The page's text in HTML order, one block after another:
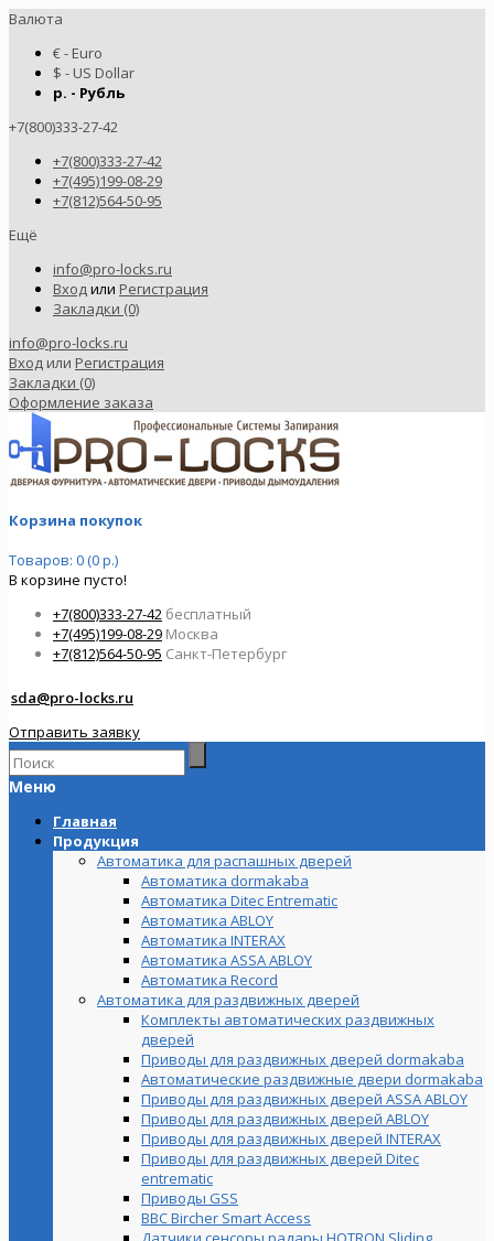
Валюта
€ - Euro
$ - US Dollar
р. - Рубль
+7(800)333-27-42
+7(800)333-27-42
+7(495)199-08-29
+7(812)564-50-95
Ещё
info@pro-locks.ru
Входили Регистрация
Закладки (0)
info@pro-locks.ru
Вход или Регистрация
Закладки (0)
Оформление заказа
Корзина покупок
Товаров: 0 (0 р.)
В корзине пусто!
+7(800)333-27-42 бесплатный
+7(495)199-08-29 Москва
+7(812)564-50-95 Санкт-Петербург
sda@pro-locks.ru
Отправить заявку
Меню
Главная
Продукция
Автоматика для распашных дверей
Автоматика dormakaba
Автоматика Ditec Entrematic
Автоматика ABLOY
Автоматика INTERAX
Автоматика ASSA ABLOY
Автоматика Record
Автоматика для раздвижных дверей
Комплекты автоматических раздвижных
дверей
Приводы для раздвижных дверей dormakaba
Автоматические раздвижные двери dormakaba
Приводы для раздвижных дверей ASSA ABLOY
Приводы для раздвижных дверей ABLOY
Приводы для раздвижных дверей INTERAX
Приводы для раздвижных дверей Ditec
entrematic
Приводы GSS
BBC Bircher Smart Access